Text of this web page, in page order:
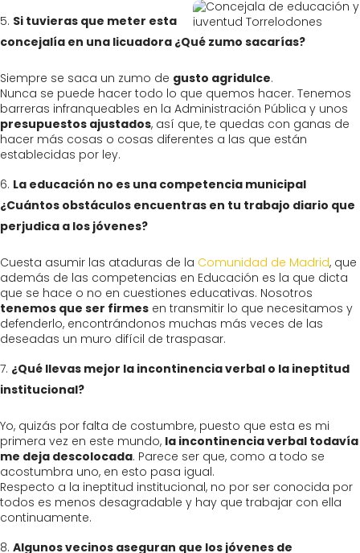
Si tuvieras que meter esta
concejalía en una licuadora ¿Qué zumo sacarías?
Siempre se saca un zumo de gusto agridulce.
Nunca se puede hacer todo lo que quemos hacer. Tenemos
barreras infranqueables en la Administración Pública y unos
presupuestos ajustados, así que, te quedas con ganas de
hacer más cosas o cosas diferentes a las que están
establecidas por ley.
La educación no es una competencia municipal
¿Cuántos obstáculos encuentras en tu trabajo diario que
perjudica a los jóvenes?
Cuesta asumir las ataduras de la Comunidad de Madrid, que
además de las competencias en Educación es la que dicta
que se hace o no en cuestiones educativas. Nosotros
tenemos que ser firmes en transmitir lo que necesitamos y
defenderlo, encontrándonos muchas más veces de las
deseadas un muro difícil de traspasar.
¿Qué llevas mejor la incontinencia verbal o la ineptitud
institucional?
Yo, quizás por falta de costumbre, puesto que esta es mi
primera vez en este mundo, la incontinencia verbal todavía
me deja descolocada. Parece ser que, como a todo se
acostumbra uno, en esto pasa igual.
Respecto a la ineptitud institucional, no por ser conocida por
todos es menos desagradable y hay que trabajar con ella
continuamente.
Algunos vecinos aseguran que los jóvenes de